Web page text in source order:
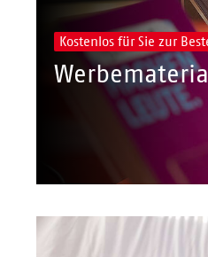
Kostenlos für Sie zur